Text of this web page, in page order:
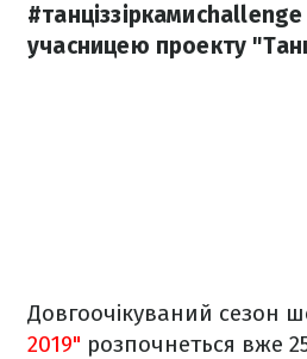
#танціззіркамиchallenge
учасницею проекту
Довгоочікуваний сезон
2019" розпочнеться вже